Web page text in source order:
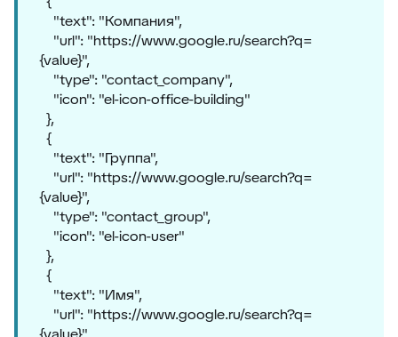
"text": "Компания",
"url": "https://www.google.ru/search?q=
{value}",
"type": "contact_company",
"icon": "el-icon-office-building"
},
{
"text": "Группа",
"url": "https://www.google.ru/search?q=
{value}",
"type": "contact_group",
"icon": "el-icon-user"
},
{
"text": "Имя",
"url": "https://www.google.ru/search?q=